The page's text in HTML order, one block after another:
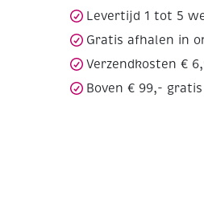
Levertijd 1 tot 5
Gratis afhalen in
Verzendkosten €
Boven € 99,-